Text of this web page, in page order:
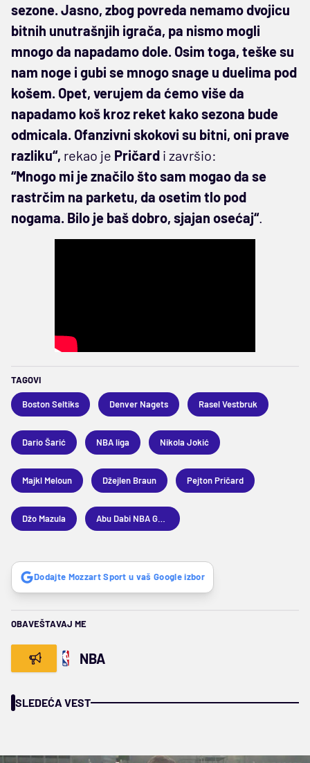
sezone. Jasno, zbog povreda nemamo dvojicu
bitnih unutrašnjih igrača, pa nismo mogli
mnogo da napadamo dole. Osim toga, teške su
nam noge i gubi se mnogo snage u duelima pod
košem. Opet, verujem da ćemo više da
napadamo koš kroz reket kako sezona bude
odmicala. Ofanzivni skokovi su bitni, oni prave
razliku“, rekao je Pričard i završio:
“Mnogo mi je značilo što sam mogao da se
rastrčim na parketu, da osetim tlo pod
nogama. Bilo je baš dobro, sjajan osećaj“.
TAGOVI
Boston Seltiks Denver Nagets Rasel Vestbruk
Dario Šarić NBA liga Nikola Jokić
Majkl Meloun Džejlen Braun Pejton Pričard
Džo Mazula
Dodajte Mozzart Sport u vaš Google izbor
OBAVEŠTAVAJ ME
NBA
SLEDEĆA VEST